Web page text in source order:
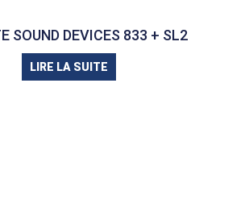
SOUND DEVICES 833 + SL2
LIRE LA SUITE